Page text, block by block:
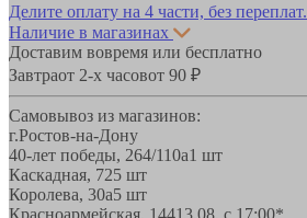
Делите оплату на 4 части, без переплат.
Наличие в магазинах
Доставим вовремя или бесплатно
Завтраот 2-х часовот 90 ₽
Самовывоз из магазинов:
г.Ростов-на-Дону
40-лет победы, 264/110а1 шт
Каскадная, 725 шт
Королева, 30а5 шт
Красноармейская, 14413.08, с 17:00*